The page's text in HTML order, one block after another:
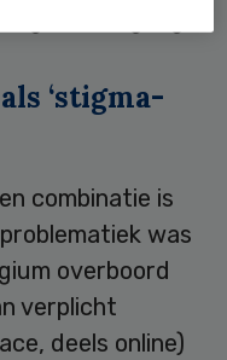
‘stigma-
combinatie is
was
overboord
verplicht
deels online)